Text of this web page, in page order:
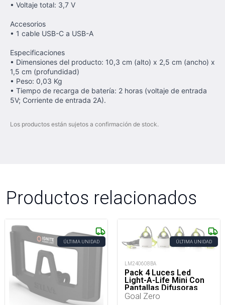
• Voltaje total: 3,7 V
Accesorios
• 1 cable USB-C a USB-A
Especificaciones
• Dimensiones del producto: 10,3 cm (alto) x 2,5 cm (ancho) x
1,5 cm (profundidad)
• Peso: 0,03 Kg
• Tiempo de recarga de batería: 2 horas (voltaje de entrada
5V; Corriente de entrada 2A).
Los productos están sujetos a confirmación de stock.
Productos relacionados
ÚLTIMA UNIDAD ÚLTIMA UNIDAD
LM240608BA
Pack 4 Luces Led
Light-A-Life Mini Con
Pantallas Difusoras
110 Lúmenes
Goal Zero